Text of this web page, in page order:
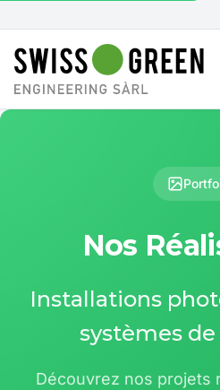
Nos
Installations
systèmes
Découvrez nos projets